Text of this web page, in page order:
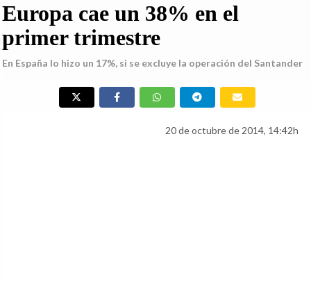
Europa cae un 38% en el
primer trimestre
En España lo hizo un 17%, si se excluye la operación del Santander
20 de octubre de 2014, 14:42h